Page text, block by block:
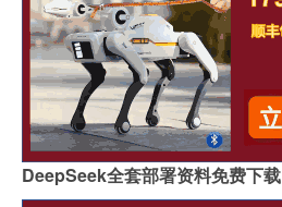
DeepSeek全套部署资料免费下载